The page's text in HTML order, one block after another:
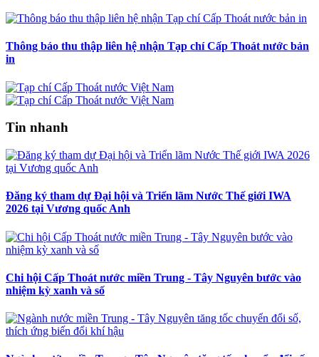
Thông báo thu thập liên hệ nhận Tạp chí Cấp Thoát nước bản
in
Tin nhanh
Đăng ký tham dự Đại hội và Triển lãm Nước Thế giới IWA
2026 tại Vương quốc Anh
Chi hội Cấp Thoát nước miền Trung - Tây Nguyên bước vào
nhiệm kỳ xanh và số